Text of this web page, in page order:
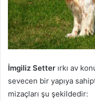
İmgiliz Setter ırkı av
sevecen bir yapıya
mizaçları şu şekildedir: